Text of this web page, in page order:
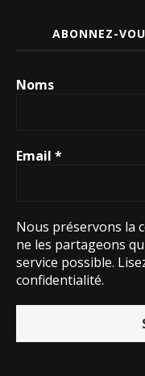
ABONNEZ-
Noms
Email *
Nous préservons la
ne les partageons
service possible.
confidentialité.